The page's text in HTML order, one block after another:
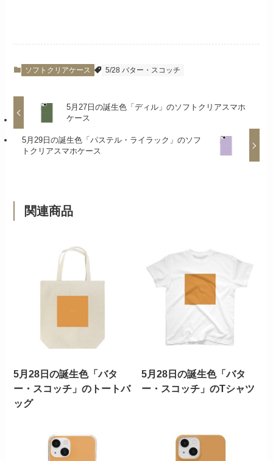
ソフトクリアケース 5/28 バター・スコッチ
5月27日の誕生色「ディル」のソフトクリアスマホ
ケース
5月29日の誕生色「パステル・ライラック」のソフ
トクリアスマホケース
関連商品
5月28日の誕生色「バタ
ー・スコッチ」のトートバ
ッグ
5月28日の誕生色「バタ
ー・スコッチ」のTシャツ